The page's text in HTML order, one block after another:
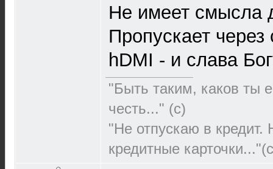
Не имеет смысла
Пропускает
hDMI - и слава
"Быть таким, каков ты
честь..." (c)
"Не отпускаю в
кредитные